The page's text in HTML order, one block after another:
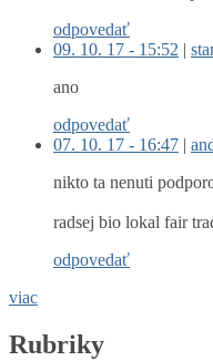
odpovedať
09. 10. 17 - 15:52 |
ano
odpovedať
07. 10. 17 - 16:47 |
nikto ta nenuti
radsej bio lokal fair
odpovedať
viac
Rubriky